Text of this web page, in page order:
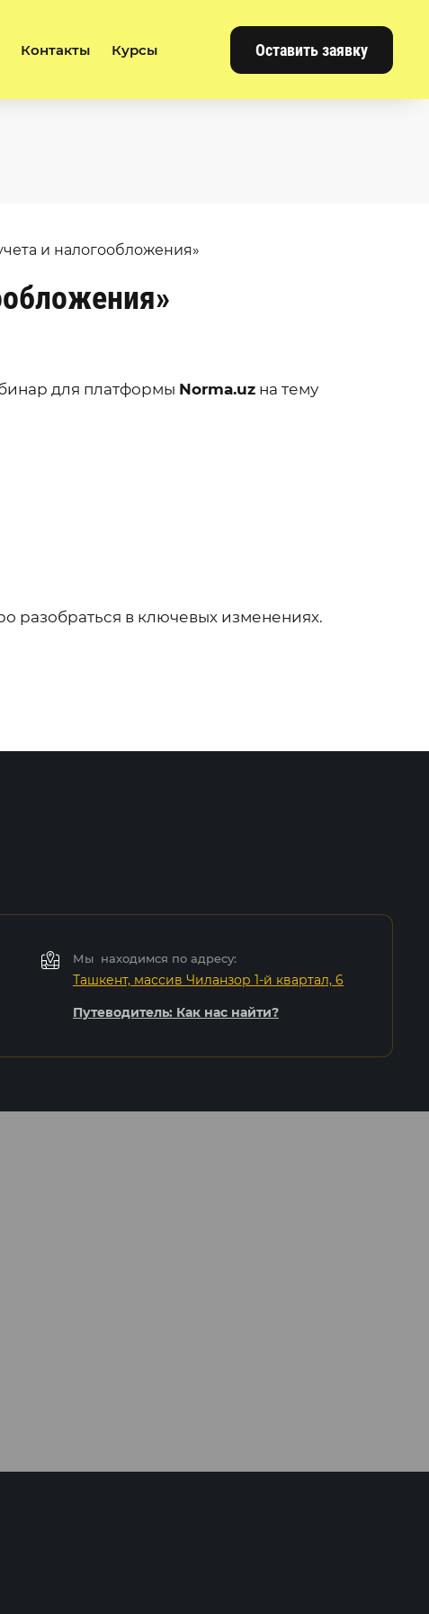
Контакты Курсы Оставить заявку
и налогообложения»
для платформы Norma.uzна тему
разобраться в ключевых изменениях.
Мы находимся по адресу:
Ташкент, массив Чиланзор 1-й квартал, 6
Путеводитель: Как нас найти?